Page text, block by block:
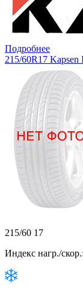
Подробнее
215/60R17
215/60 17
Индекс нагр./